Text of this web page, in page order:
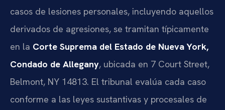
casos de lesiones personales, incluyendo aquellos
derivados de agresiones, se tramitan típicamente
en la Corte Suprema del Estado de Nueva York,
Condado de Allegany, ubicada en 7 Court Street,
Belmont, NY 14813. El tribunal evalúa cada caso
conforme a las leyes sustantivas y procesales de